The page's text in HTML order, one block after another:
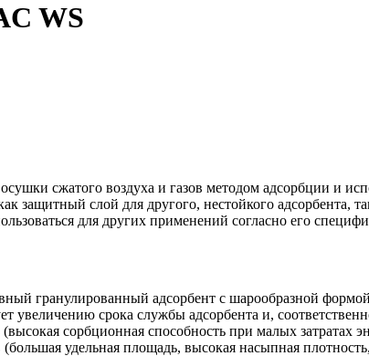
WS
сжатого воздуха и газов методом адсорбции и
защитный слой для другого, нестойкого адсорбента,
для других применений согласно его
гранулированный адсорбент с шарообразной
увеличению срока службы адсорбента и,
сорбционная способность при малых затратах
удельная площадь, высокая насыпная